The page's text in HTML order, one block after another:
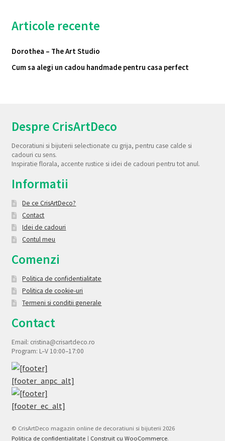
Articole recente
Dorothea – The Art Studio
Cum sa alegi un cadou handmade pentru casa perfect
Despre CrisArtDeco
Decoratiuni si bijuterii selectionate cu grija, pentru case calde si
cadouri cu sens.
Inspiratie florala, accente rustice si idei de cadouri pentru tot anul.
Informatii
De ce CrisArtDeco?
Contact
Idei de cadouri
Contul meu
Comenzi
Politica de confidentialitate
Politica de cookie-uri
Termeni si conditii generale
Contact
Email: cristina@crisartdeco.ro
Program: L–V 10:00–17:00
© CrisArtDeco magazin online de decoratiuni si bijuterii 2026
Politica de confidentialitate
Construit cu WooCommerce.